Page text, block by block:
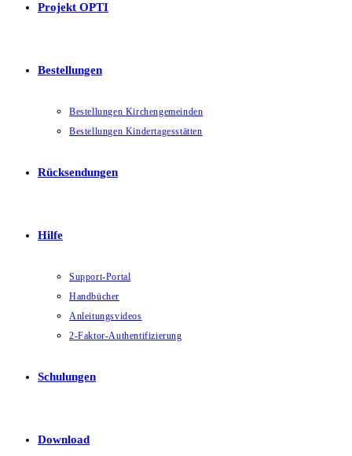
Projekt OPTI
Bestellungen
Bestellungen Kirchengemeinden
Bestellungen Kindertagesstätten
Rücksendungen
Hilfe
Support-Portal
Handbücher
Anleitungsvideos
2-Faktor-Authentifizierung
Schulungen
Download